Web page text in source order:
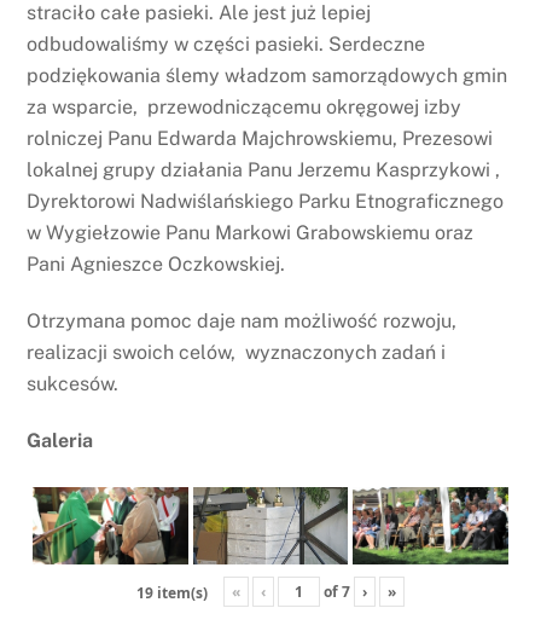
straciło całe pasieki. Ale jest już lepiej
odbudowaliśmy w części pasieki. Serdeczne
podziękowania ślemy władzom samorządowych gmin
za wsparcie, przewodniczącemu okręgowej izby
rolniczej Panu Edwarda Majchrowskiemu, Prezesowi
lokalnej grupy działania Panu Jerzemu Kasprzykowi ,
Dyrektorowi Nadwiślańskiego Parku Etnograficznego
w Wygiełzowie Panu Markowi Grabowskiemu oraz
Pani Agnieszce Oczkowskiej.
Otrzymana pomoc daje nam możliwość rozwoju,
realizacji swoich celów, wyznaczonych zadań i
sukcesów.
Galeria
19 item(s) « ‹ of7 › »